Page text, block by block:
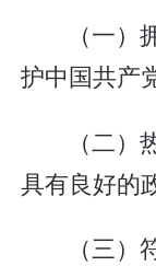
（一
护中国共产
（二
具有良好的
（三